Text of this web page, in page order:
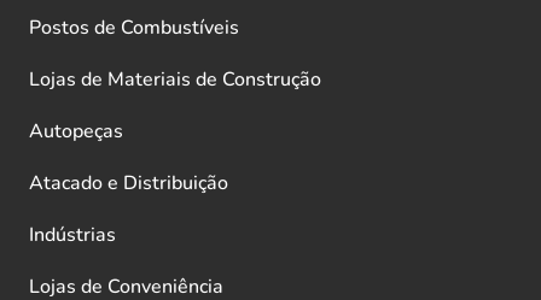
Postos de Combustíveis
Lojas de Materiais de Construção
Autopeças
Atacado e Distribuição
Indústrias
Lojas de Conveniência